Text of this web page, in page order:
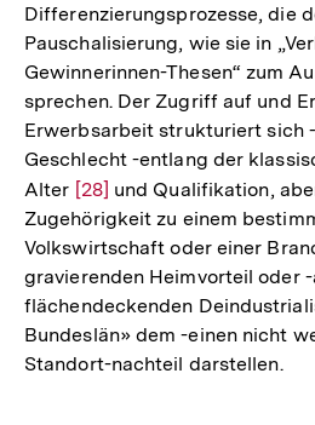
Differenzierungsprozesse, die
Pauschalisierung, wie sie in
Gewinnerinnen-Thesen“ zum
sprechen. Der Zugriff auf und
Erwerbsarbeit strukturiert sich
Geschlecht -entlang der
Alter Zur
Auflösung
der
Fußnote
[28] und Qualifikation,
Zugehörigkeit zu einem
Volkswirtschaft oder einer
gravierenden Heimvorteil oder
flächendeckenden
Bundeslän» dem -einen nicht
Standort-nachteil darstellen.